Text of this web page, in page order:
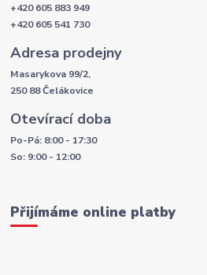
+420 605 883 949
+420 605 541 730
Adresa prodejny
Masarykova 99/2,
250 88 Čelákovice
Otevírací doba
Po-Pá: 8:00 - 17:30
So: 9:00 - 12:00
Přijímáme online platby